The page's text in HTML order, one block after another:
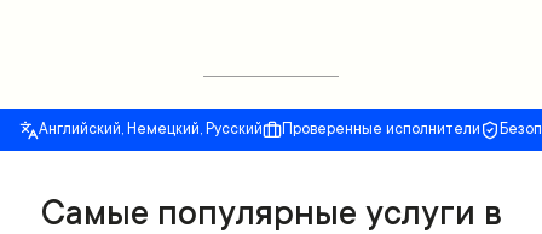
Английский, Немецкий, Русский Проверенные исполнители
Самые популярные услуги в